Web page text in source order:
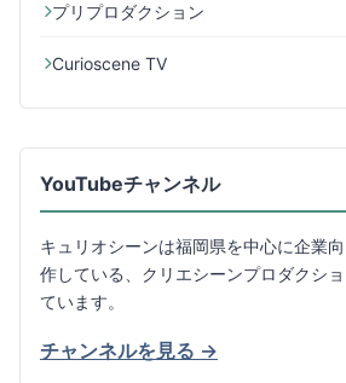
プリプロダクション
Curioscene TV
YouTubeチャンネル
キュリオシーンは福岡県を中心に企業
作している、クリエシーンプロダクシ
ています。
チャンネルを見る →